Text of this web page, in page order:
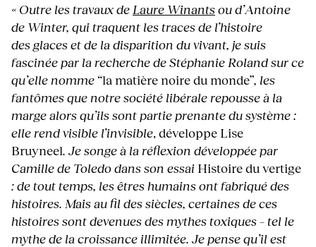
« Outre les travaux de Laure Winantsou d’Antoine
de Winter, qui traquent les traces de l’histoire
des glaces et de la disparition du vivant, je suis
fascinée par la recherche de Stéphanie Roland sur ce
qu’elle nomme “la matière noire du monde”, les
fantômes que notre société libérale repousse à la
marge alors qu’ils sont partie prenante du système :
elle rend visible l’invisible, développe Lise
Bruyneel. Je songe à la réflexion développée par
Camille de Toledo dans son essai Histoire du vertige
: de tout temps, les êtres humains ont fabriqué des
histoires. Mais au fil des siècles, certaines de ces
histoires sont devenues des mythes toxiques – tel le
mythe de la croissance illimitée. Je pense qu’il est